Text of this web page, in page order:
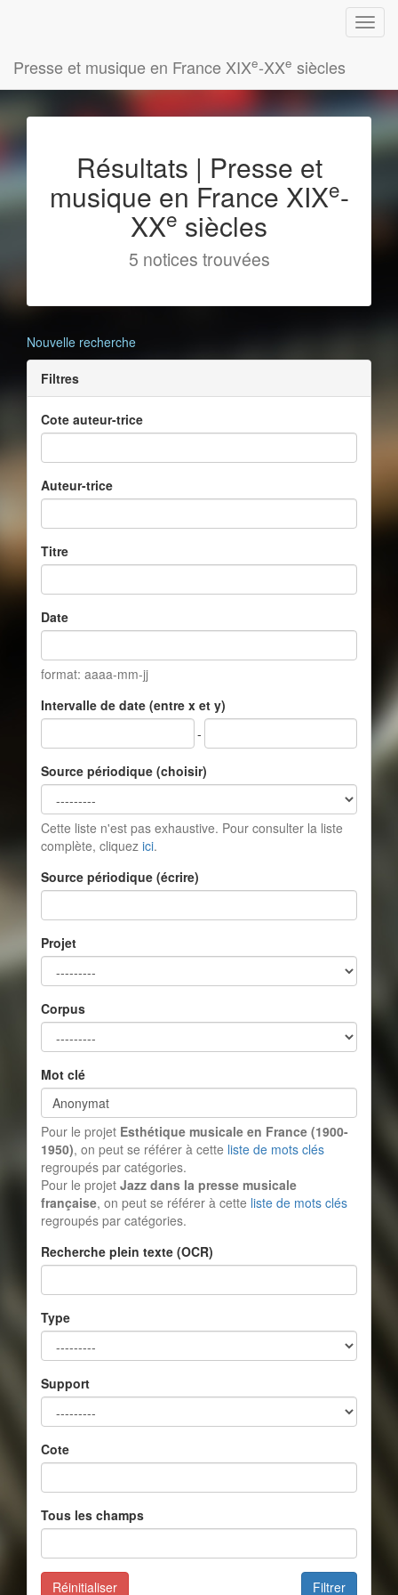
Presse et musique en France XIXe-XXe siècles
Résultats | Presse et
musique en France XIXe-
XXe siècles
5 notices trouvées
Nouvelle recherche
Filtres
Cote auteur-trice
Auteur-trice
Titre
Date
format: aaaa-mm-jj
Intervalle de date (entre x et y)
-
Source périodique (choisir)
Cette liste n'est pas exhaustive. Pour consulter la liste
complète, cliquez ici.
Source périodique (écrire)
Projet
Corpus
Mot clé
Pour le projet Esthétique musicale en France (1900-
1950), on peut se référer à cette liste de mots clés
regroupés par catégories.
Pour le projet Jazz dans la presse musicale
française, on peut se référer à cette liste de mots clés
regroupés par catégories.
Recherche plein texte (OCR)
Type
Support
Cote
Tous les champs
Filtrer
Réinitialiser